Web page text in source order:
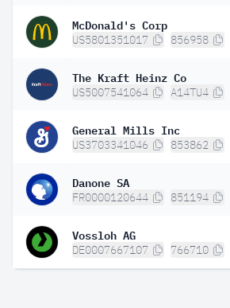
McDonald's Corp
US5801351017 856958
The Kraft Heinz Co
US5007541064 A14TU4
General Mills Inc
US3703341046 853862
Danone SA
FR0000120644 851194
Vossloh AG
DE0007667107 766710